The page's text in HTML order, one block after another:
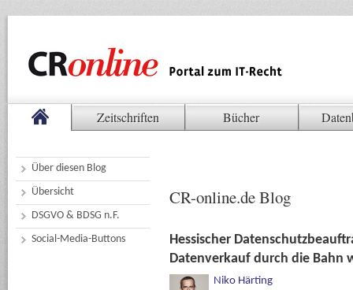
Zeitschriften Bücher
Über diesen Blog
Übersicht
DSGVO & BDSG n.F.
Social-Media-Buttons
CR-online.de Blog
Hessischer
Datenverkauf durch die Bahn
Niko Härting